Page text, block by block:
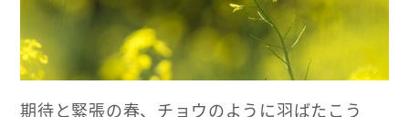
期待と緊張の春、チョウのように羽ばたこう